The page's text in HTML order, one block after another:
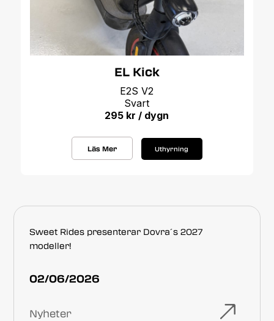
EL Kick
E2S V2
Svart
295 kr / dygn
Läs Mer Uthyrning
Sweet Rides presenterar Dovra´s 2027
modeller!
02/06/2026
Nyheter